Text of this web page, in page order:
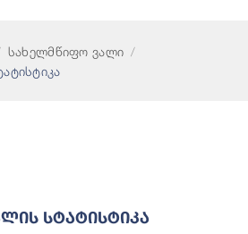
სახელმწიფო ვალი
Სტატისტიკა